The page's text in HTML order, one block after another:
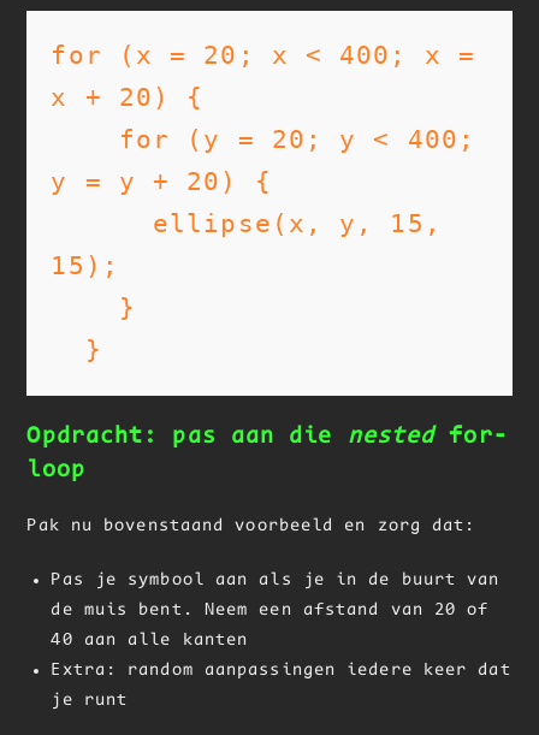
for (x = 20; x < 400; x =
x + 20) {
y = y + 20) {
15);
  }
Opdracht: pas aan die nestedfor-
loop
Pak nu bovenstaand voorbeeld en zorg dat:
Pas je symbool aan als je in de buurt van
de muis bent. Neem een afstand van 20 of
40 aan alle kanten
Extra: random aanpassingen iedere keer dat
je runt